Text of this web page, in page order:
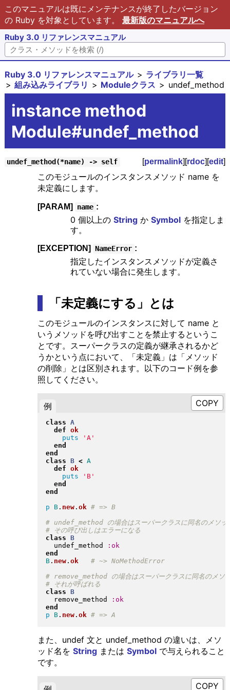
このマニュアルは既にメンテナンスが終了したバージョン
の Ruby を対象としています。 最新版のマニュアルへ
Ruby 3.0 リファレンスマニュアル
Ruby 3.0 リファレンスマニュアル
ライブラリ一覧
組み込みライブラリ
Moduleクラス undef_method
instance method
Module#undef_method
undef_method(*name) -> self [permalink][rdoc][edit]
このモジュールのインスタンスメソッド name を
未定義にします。
[PARAM] name :
0 個以上の Stringか Symbolを指定しま
す。
[EXCEPTION] NameError :
指定したインスタンスメソッドが定義さ
れていない場合に発生します。
「未定義にする」とは
このモジュールのインスタンスに対して name と
いうメソッドを呼び出すことを禁止するというこ
とです。スーパークラスの定義が継承されるかど
うかという点において、「未定義」は「メソッド
の削除」とは区別されます。以下のコード例を参
照してください。
例
class A
def ok
puts
'A'
end
end
class B < A
def ok
puts
'B'
end
end
p
B. new. ok # => B
class B
  undef_method
:ok
end
B. new. ok # ~> NoMethodError
class B
  remove_method
:ok
end
p
B. new. ok
また、undef 文と undef_method の違いは、メソ
ッド名を Stringまたは Symbolで与えられること
です。